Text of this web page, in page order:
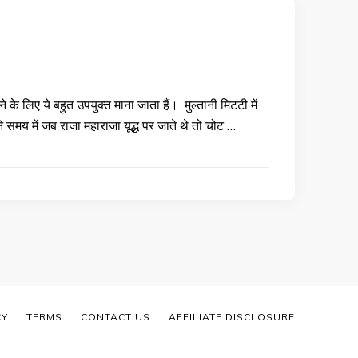
लिए ये बहुत उपयुक्त माना जाता हैं। मुल्तानी मिटटी में
में जब राजा महाराजा यूद्ध पर जाते थे तो चोट …
TERMS CONTACT US AFFILIATE DISCLOSURE